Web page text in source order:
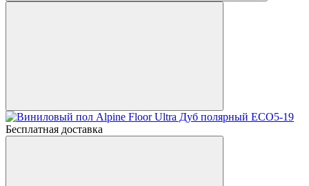
Бесплатная доставка